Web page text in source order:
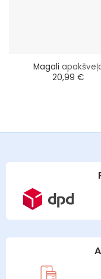
Magali
20,99 €